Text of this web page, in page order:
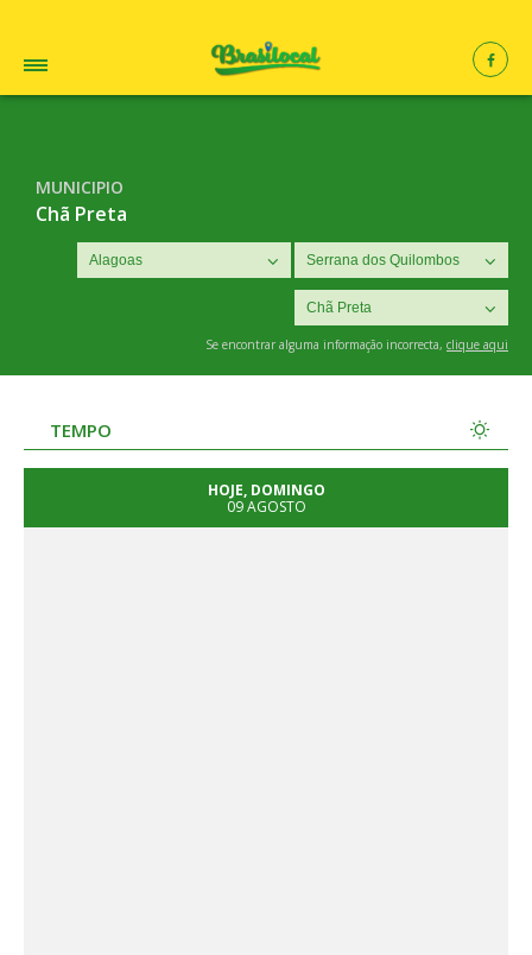
MUNICIPIO
Chã Preta
Se encontrar alguma informação incorrecta, clique aqui
TEMPO
HOJE, DOMINGO
09 AGOSTO